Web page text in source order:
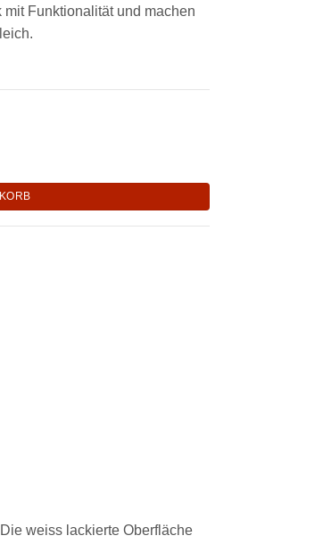
Funktionalität und machen
weiss lackierte Oberfläche